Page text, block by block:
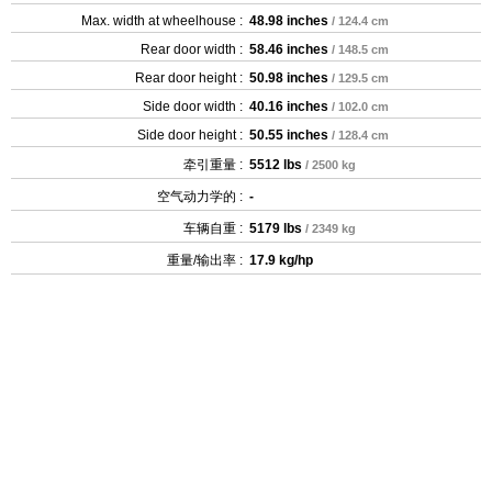
Max. width at wheelhouse : 48.98 inches / 124.4 cm
Rear door width : 58.46 inches / 148.5 cm
Rear door height : 50.98 inches / 129.5 cm
Side door width : 40.16 inches / 102.0 cm
Side door height : 50.55 inches / 128.4 cm
牵引重量 : 5512 lbs / 2500 kg
空气动力学的 : -
车辆自重 : 5179 lbs / 2349 kg
重量/输出率 : 17.9 kg/hp